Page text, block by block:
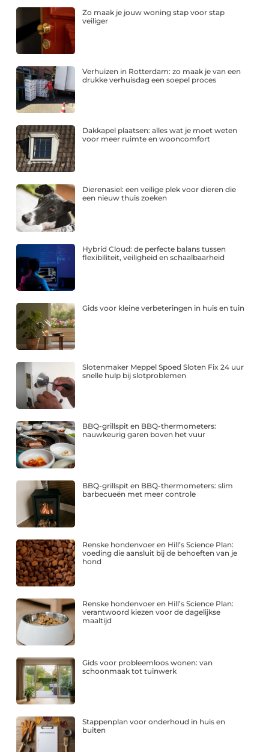
Zo maak je jouw woning stap voor stap
veiliger
Verhuizen in Rotterdam: zo maak je van een
drukke verhuisdag een soepel proces
Dakkapel plaatsen: alles wat je moet weten
voor meer ruimte en wooncomfort
Dierenasiel: een veilige plek voor dieren die
een nieuw thuis zoeken
Hybrid Cloud: de perfecte balans tussen
flexibiliteit, veiligheid en schaalbaarheid
Gids voor kleine verbeteringen in huis en tuin
Slotenmaker Meppel Spoed Sloten Fix 24 uur
snelle hulp bij slotproblemen
BBQ-grillspit en BBQ-thermometers:
nauwkeurig garen boven het vuur
BBQ-grillspit en BBQ-thermometers: slim
barbecueën met meer controle
Renske hondenvoer en Hill’s Science Plan:
voeding die aansluit bij de behoeften van je
hond
Renske hondenvoer en Hill’s Science Plan:
verantwoord kiezen voor de dagelijkse
maaltijd
Gids voor probleemloos wonen: van
schoonmaak tot tuinwerk
Stappenplan voor onderhoud in huis en
buiten